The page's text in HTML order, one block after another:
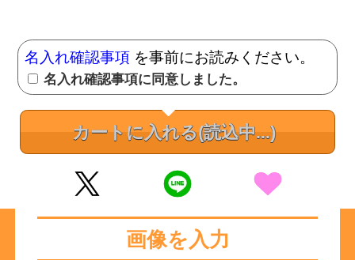
名入れ確認事項 を事前にお読みください。
名入れ確認事項に同意しました。
カートに入れる(読込中...)
画像を入力